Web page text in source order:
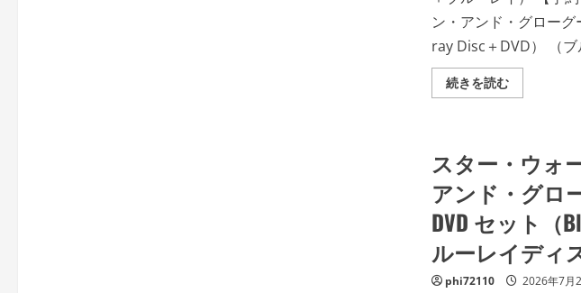
ン・アンド・グロー
ray Disc＋DVD） （ブ
続きを読むス
タ
ズ/
マ
ダ
リ
ア
ン・
ア
ン
ド・
スター・ウォ
アンド・グロ
DVD セット（
ルーレイディ
phi72110 2026年7月